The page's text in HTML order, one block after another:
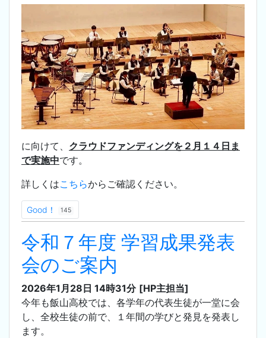
に向けて、 クラウドファンディングを２月１４日ま
で実施中です。
詳しくはこちらからご確認ください。
Good！ 145
令和７年度 学習成果発表
会のご案内
2026年1月28日 14時31分 [HP主担当]
今年も飯山高校では、各学年の代表生徒が一堂に会
し、全校生徒の前で、１年間の学びと発見を発表し
ます。